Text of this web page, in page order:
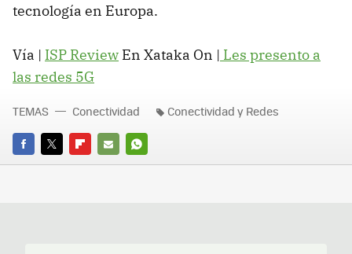
tecnología en Europa.
Vía | ISP Review En Xataka On | Les presento a
las redes 5G
FACEBOOK
TWITTERFLIPBOARD
E-
WHATSAPP
TEMAS Conectividad Conectividad y Redes